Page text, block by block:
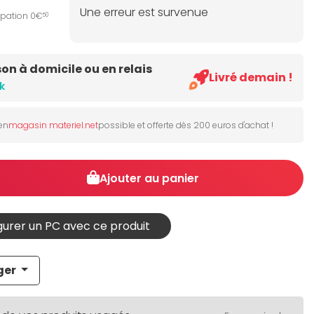
0€50
Une erreur est survenue
à domicile ou en relais
Livré demain !
magasin materiel.netpossible et offerte dès 200 euros d'achat !
Ajouter au panier
un PC avec ce produit